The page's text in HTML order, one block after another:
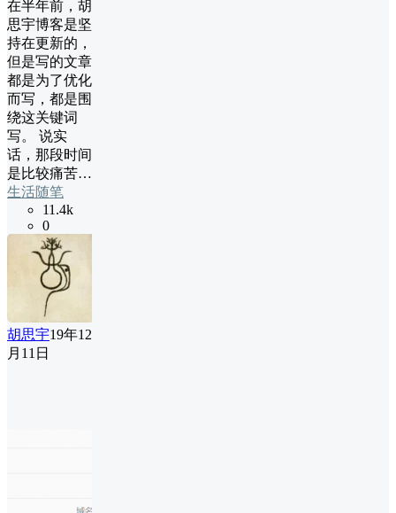
在半年前，胡
思宇博客是坚
持在更新的，
但是写的文章
都是为了优化
而写，都是围
绕这关键词
写。 说实
话，那段时间
是比较痛苦…
生活随笔
11.4k
0
胡思宇19年12
月11日